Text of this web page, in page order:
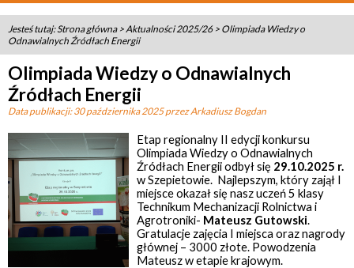
Jesteś tutaj:Strona główna>Aktualności 2025/26> Olimpiada Wiedzy o
Odnawialnych Źródłach Energii
Olimpiada Wiedzy o Odnawialnych
Źródłach Energii
Data publikacji:30 października 2025przez Arkadiusz Bogdan
Etap regionalny II edycji konkursu
Olimpiada Wiedzy o Odnawialnych
Źródłach Energii odbył się 29.10.2025 r.
w Szepietowie. Najlepszym, który zajął I
miejsce okazał się nasz uczeń 5 klasy
Technikum Mechanizacji Rolnictwa i
Agrotroniki- Mateusz Gutowski.
Gratulacje zajęcia I miejsca oraz nagrody
głównej – 3000 złote. Powodzenia
Mateusz w etapie krajowym.